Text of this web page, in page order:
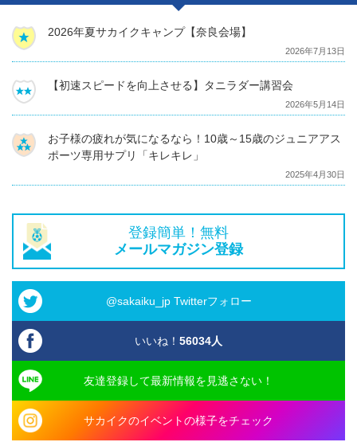
2026年夏サカイクキャンプ【奈良会場】
2026年7月13日
【初速スピードを向上させる】タニラダー講習会
2026年5月14日
お子様の疲れが気になるなら！10歳～15歳のジュニアアス
ポーツ専用サプリ「キレキレ」
2025年4月30日
登録簡単！無料
メールマガジン登録
@sakaiku_jp Twitterフォロー
いいね！ 56034人
友達登録して最新情報を見逃さない！
サカイクのイベントの様子をチェック